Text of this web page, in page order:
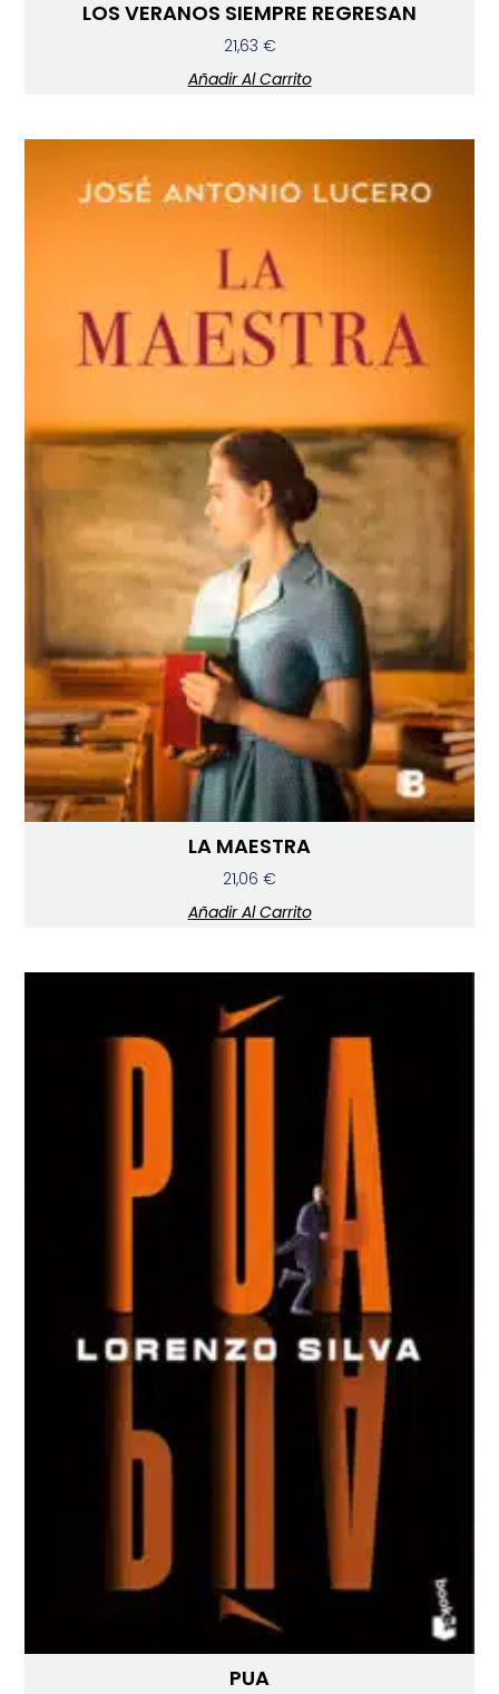
LOS VERANOS SIEMPRE REGRESAN
21,63 €
Añadir Al Carrito
LA MAESTRA
21,06 €
Añadir Al Carrito
PUA